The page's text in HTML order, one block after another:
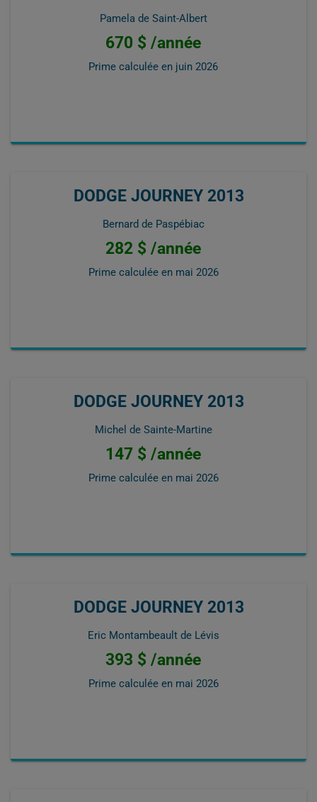
Pamela de Saint-Albert
670 $ /année
Prime calculée en juin 2026
DODGE JOURNEY 2013
Bernard de Paspébiac
282 $ /année
Prime calculée en mai 2026
DODGE JOURNEY 2013
Michel de Sainte-Martine
147 $ /année
Prime calculée en mai 2026
DODGE JOURNEY 2013
Eric Montambeault de Lévis
393 $ /année
Prime calculée en mai 2026